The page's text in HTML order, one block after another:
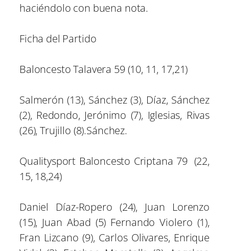
haciéndolo con buena nota.
Ficha del Partido
Baloncesto Talavera 59 (10, 11, 17,21)
Salmerón (13), Sánchez (3), Díaz, Sánchez
(2), Redondo, Jerónimo (7), Iglesias, Rivas
(26), Trujillo (8).Sánchez.
Qualitysport Baloncesto Criptana 79 (22,
15, 18,24)
Daniel Díaz-Ropero (24), Juan Lorenzo
(15), Juan Abad (5) Fernando Violero (1),
Fran Lizcano (9), Carlos Olivares, Enrique